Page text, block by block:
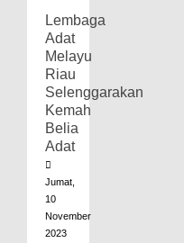
Lembaga
Adat
Melayu
Riau
Selenggarakan
Kemah
Belia
Adat
Jumat,
10
November
2023